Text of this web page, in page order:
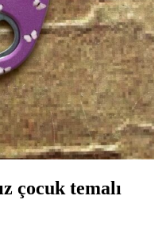
çocuk temalı